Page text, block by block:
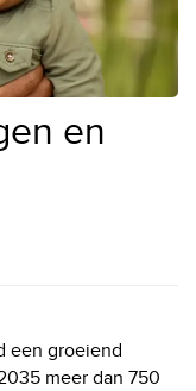
en
een groeiend
meer dan 750